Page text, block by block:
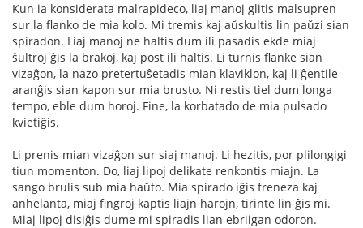
Kun ia konsiderata malrapideco, liaj manoj glitis malsupren
sur la flanko de mia kolo. Mi tremis kaj aŭskultis lin paŭzi sian
spiradon. Liaj manoj ne haltis dum ili pasadis ekde miaj
ŝultroj ĝis la brakoj, kaj post ili haltis. Li turnis flanke sian
vizaĝon, la nazo pretertuŝetadis mian klaviklon, kaj li ĝentile
aranĝis sian kapon sur mia brusto. Ni restis tiel dum longa
tempo, eble dum horoj. Fine, la korbatado de mia pulsado
kvietiĝis.
Li prenis mian vizaĝon sur siaj manoj. Li hezitis, por plilongigi
tiun momenton. Do, liaj lipoj delikate renkontis miajn. La
sango brulis sub mia haŭto. Mia spirado iĝis freneza kaj
anhelanta, miaj fingroj kaptis liajn harojn, tirinte lin ĝis mi.
Miaj lipoj disiĝis dume mi spiradis lian ebriigan odoron.